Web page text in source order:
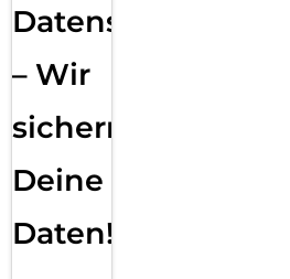
Datensicherung
– Wir
sichern
Deine
Daten!